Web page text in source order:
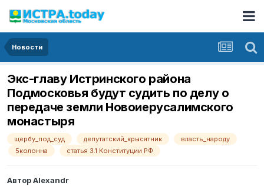
Новости
Экс-главу Истринского района
Подмосковья будут судить по делу о
передаче земли Новоиерусалимского
монастыря
щербу_под_суд депутатский_крысятник
власть_народу
5колонна
статья 3.1 Конституции РФ
АвторAlexandr